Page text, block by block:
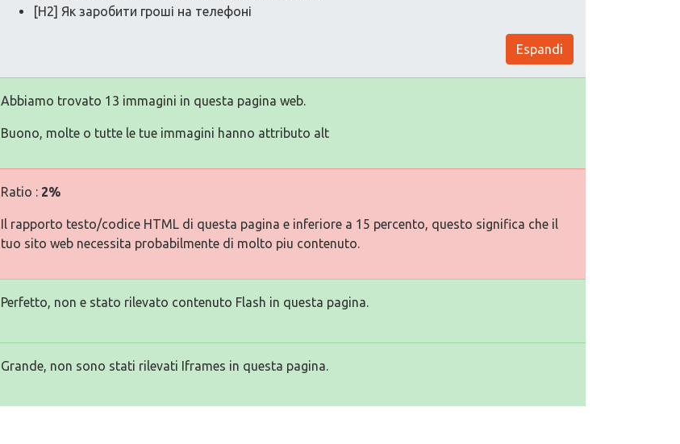
[H2] Як заробити гроші на телефоні
Espandi
Abbiamo trovato 13 immagini in questa pagina web.
Buono, molte o tutte le tue immagini hanno attributo alt
Ratio : 2%
Il rapporto testo/codice HTML di questa pagina e inferiore a 15 percento, questo significa che il
tuo sito web necessita probabilmente di molto piu contenuto.
Perfetto, non e stato rilevato contenuto Flash in questa pagina.
Grande, non sono stati rilevati Iframes in questa pagina.